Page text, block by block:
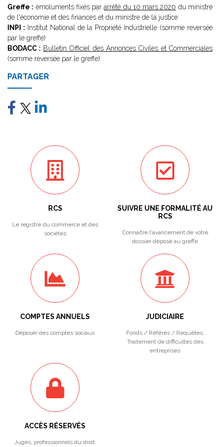
Greffe : émoluments fixés pararrêté du 10 mars 2020 du ministre
de l'économie et des finances et du ministre de la justice
INPI : Institut National de la Propriété Industrielle (somme reversée
par le greffe)
BODACC : Bulletin Officiel des Annonces Civiles et Commerciales
(somme reversée par le greffe)
PARTAGER
RCS
Le registre du commerce et des
sociétés
SUIVRE UNE FORMALITÉ AU
RCS
Connaitre l'avancement de votre
dossier déposé au greffe
COMPTES ANNUELS
Déposer des comptes sociaux
JUDICIAIRE
Fonds / Référés / Requêtes.
Traitement de difficultés des
entreprises
ACCÈS RÉSERVÉS
Juges, professionnels du droit,